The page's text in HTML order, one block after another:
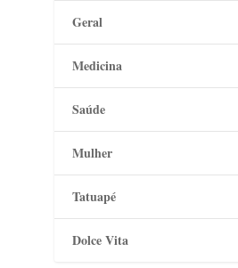
Geral
Medicina
Saúde
Mulher
Tatuapé
Dolce Vita